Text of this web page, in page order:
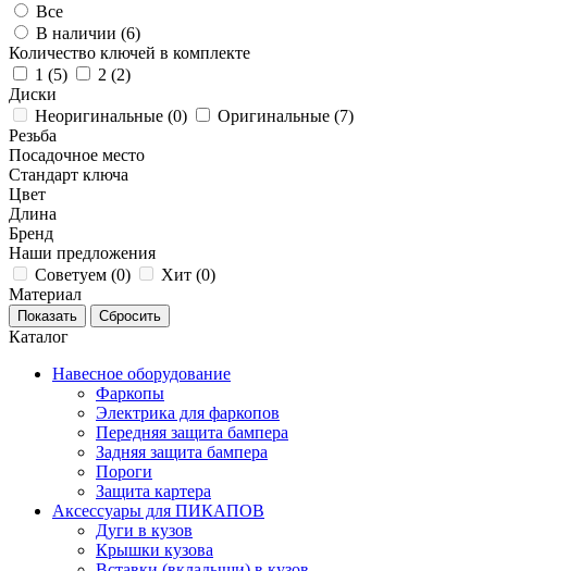
Все
В наличии (6)
Количество ключей в комплекте
1 (5) 2 (2)
Диски
Неоригинальные (0) Оригинальные (7)
Резьба
Посадочное место
Стандарт ключа
Цвет
Длина
Бренд
Наши предложения
Советуем (0) Хит (0)
Материал
Каталог
Навесное оборудование
Фаркопы
Электрика для фаркопов
Передняя защита бампера
Задняя защита бампера
Пороги
Защита картера
Аксессуары для ПИКАПОВ
Дуги в кузов
Крышки кузова